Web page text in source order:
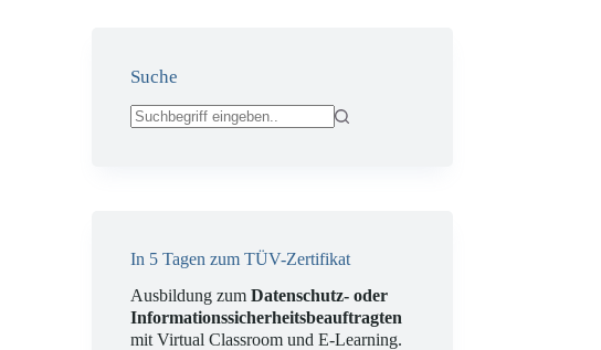
Suche
In 5 Tagen zum TÜV-Zertifikat
Ausbildung zumDatenschutz- oder
Informationssicherheitsbeauftragten
mit Virtual Classroom und E-Learning.